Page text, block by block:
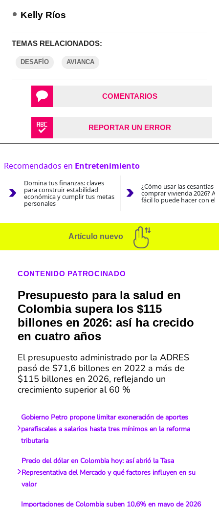
Kelly Ríos
TEMAS RELACIONADOS:
DESAFÍO AVIANCA
COMENTARIOS
REPORTAR UN ERROR
Recomendados en Entretenimiento
Domina tus finanzas: claves
para construir estabilidad
económica y cumplir tus metas
personales
¿Cómo usar las cesantías
comprar vivienda 2026?
fácil lo puede hacer con el
Artículo nuevo
CONTENIDO PATROCINADO
Presupuesto para la salud en
Colombia supera los $115
billones en 2026: así ha crecido
en cuatro años
El presupuesto administrado por la ADRES
pasó de $71,6 billones en 2022 a más de
$115 billones en 2026, reflejando un
crecimiento superior al 60 %
Gobierno Petro propone limitar exoneración de aportes
parafiscales a salarios hasta tres mínimos en la reforma
tributaria
Precio del dólar en Colombia hoy: así abrió la Tasa
Representativa del Mercado y qué factores influyen en su
valor
Importaciones de Colombia suben 10,6% en mayo de 2026